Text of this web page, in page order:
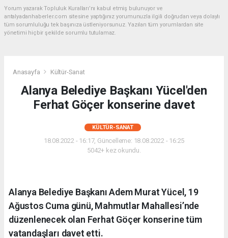
Yorum yazarak Topluluk Kuralları’nı kabul etmiş bulunuyor ve
antalyadanhaberler.com sitesine yaptığınız yorumunuzla ilgili doğrudan veya dolaylı
tüm sorumluluğu tek başınıza üstleniyorsunuz. Yazılan tüm yorumlardan site
yönetimi hiçbir şekilde sorumlu tutulamaz.
Anasayfa Kültür-Sanat
Alanya Belediye Başkanı Yücel'den
Ferhat Göçer konserine davet
KÜLTÜR-SANAT
18.08.2022 - 16:17, Güncelleme: 18.08.2022 - 16:25
5042+ kez okundu.
Alanya Belediye Başkanı Adem Murat Yücel, 19
Ağustos Cuma günü, Mahmutlar Mahallesi’nde
düzenlenecek olan Ferhat Göçer konserine tüm
vatandaşları davet etti.